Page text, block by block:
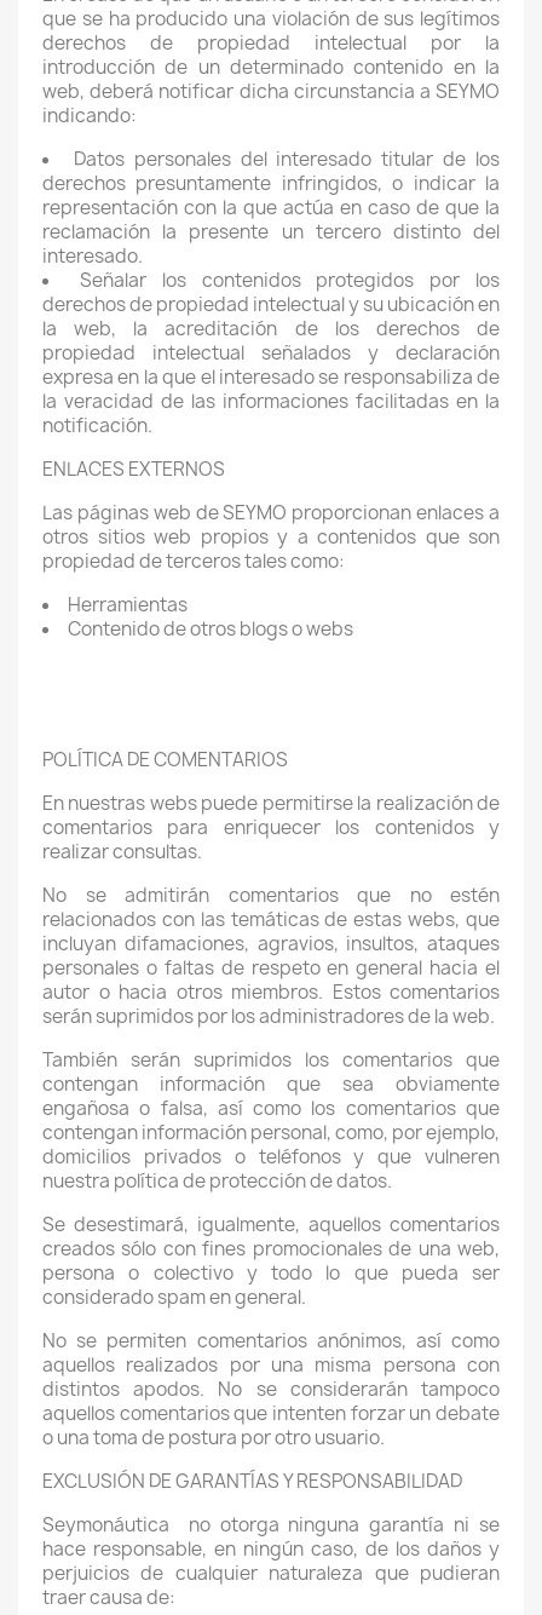
que se ha producido una violación de sus legítimos
derechos de propiedad intelectual por la
introducción de un determinado contenido en la
web, deberá notificar dicha circunstancia a SEYMO
indicando:
Datos personales del interesado titular de los
derechos presuntamente infringidos, o indicar la
representación con la que actúa en caso de que la
reclamación la presente un tercero distinto del
interesado.
Señalar los contenidos protegidos por los
derechos de propiedad intelectual y su ubicación en
la web, la acreditación de los derechos de
propiedad intelectual señalados y declaración
expresa en la que el interesado se responsabiliza de
la veracidad de las informaciones facilitadas en la
notificación.
ENLACES EXTERNOS
Las páginas web de SEYMO proporcionan enlaces a
otros sitios web propios y a contenidos que son
propiedad de terceros tales como:
Herramientas
Contenido de otros blogs o webs
POLÍTICA DE COMENTARIOS
En nuestras webs puede permitirse la realización de
comentarios para enriquecer los contenidos y
realizar consultas.
No se admitirán comentarios que no estén
relacionados con las temáticas de estas webs, que
incluyan difamaciones, agravios, insultos, ataques
personales o faltas de respeto en general hacia el
autor o hacia otros miembros. Estos comentarios
serán suprimidos por los administradores de la web.
También serán suprimidos los comentarios que
contengan información que sea obviamente
engañosa o falsa, así como los comentarios que
contengan información personal, como, por ejemplo,
domicilios privados o teléfonos y que vulneren
nuestra política de protección de datos.
Se desestimará, igualmente, aquellos comentarios
creados sólo con fines promocionales de una web,
persona o colectivo y todo lo que pueda ser
considerado spam en general.
No se permiten comentarios anónimos, así como
aquellos realizados por una misma persona con
distintos apodos. No se considerarán tampoco
aquellos comentarios que intenten forzar un debate
o una toma de postura por otro usuario.
EXCLUSIÓN DE GARANTÍAS Y RESPONSABILIDAD
Seymonáutica
no otorga ninguna garantía ni se
hace responsable, en ningún caso, de los daños y
perjuicios de cualquier naturaleza que pudieran
traer causa de: